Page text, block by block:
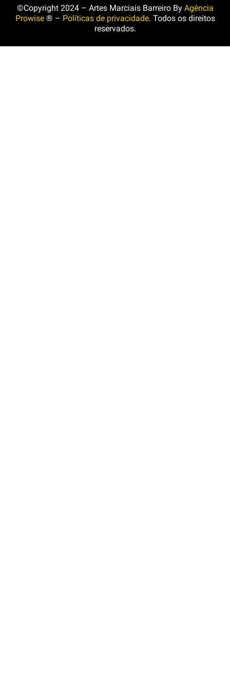
©Copyright 2024 – Artes Marciais Barreiro By Agência
Prowise® – Políticas de privacidade. Todos os direitos
reservados.